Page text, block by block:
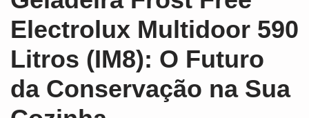
Electrolux Multidoor 590
Litros (IM8): O Futuro
da Conservação na Sua